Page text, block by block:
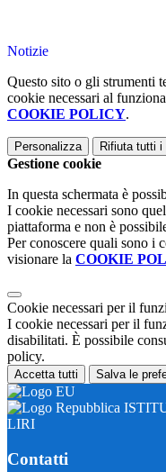
Notizie
Questo sito o gli strumenti
cookie necessari al
COOKIE POLICY.
Personalizza Rifiuta tutti i
Gestione cookie
In questa schermata è
I cookie necessari sono
piattaforma e non è
Per conoscere quali sono i
visionare la COOKIE
Cookie necessari per il
I cookie necessari per il
disabilitati. È possibile
policy.
Accetta tutti Salva le
LIRI
Contatti